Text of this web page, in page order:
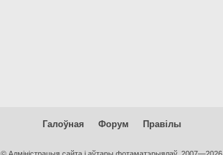
Галоўная Форум Правілы